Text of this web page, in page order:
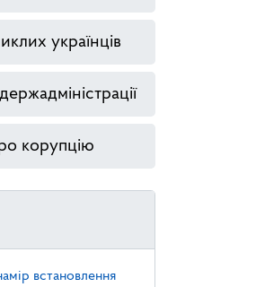
українців
корупцію
встановлення